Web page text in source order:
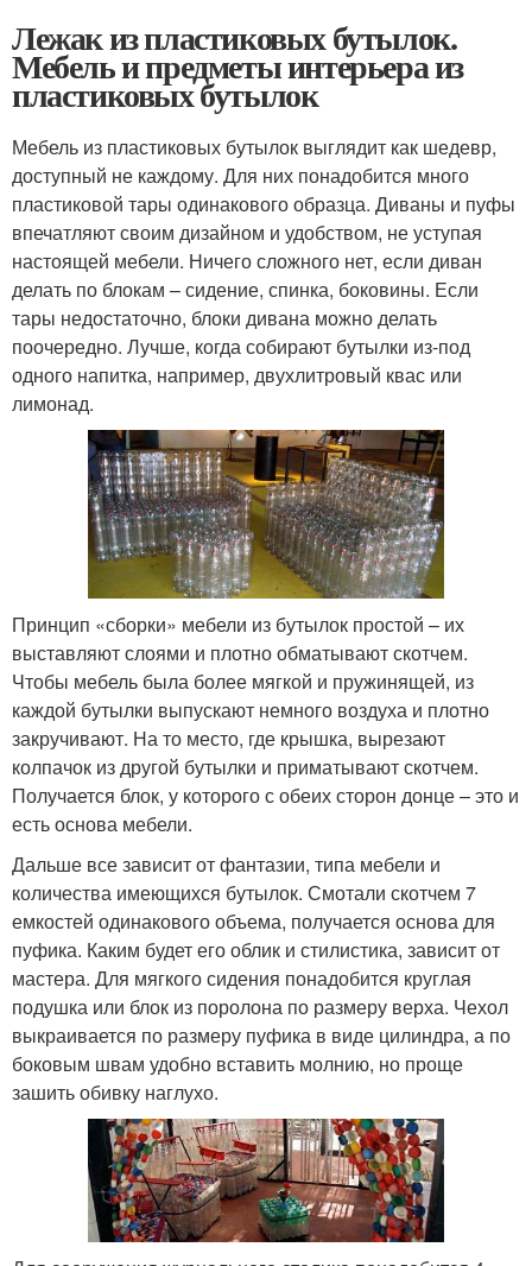
Лежак из пластиковых бутылок.
Мебель и предметы интерьера из
пластиковых бутылок
Мебель из пластиковых бутылок выглядит как шедевр,
доступный не каждому. Для них понадобится много
пластиковой тары одинакового образца. Диваны и пуфы
впечатляют своим дизайном и удобством, не уступая
настоящей мебели. Ничего сложного нет, если диван
делать по блокам – сидение, спинка, боковины. Если
тары недостаточно, блоки дивана можно делать
поочередно. Лучше, когда собирают бутылки из-под
одного напитка, например, двухлитровый квас или
лимонад.
Принцип «сборки» мебели из бутылок простой – их
выставляют слоями и плотно обматывают скотчем.
Чтобы мебель была более мягкой и пружинящей, из
каждой бутылки выпускают немного воздуха и плотно
закручивают. На то место, где крышка, вырезают
колпачок из другой бутылки и приматывают скотчем.
Получается блок, у которого с обеих сторон донце – это и
есть основа мебели.
Дальше все зависит от фантазии, типа мебели и
количества имеющихся бутылок. Смотали скотчем 7
емкостей одинакового объема, получается основа для
пуфика. Каким будет его облик и стилистика, зависит от
мастера. Для мягкого сидения понадобится круглая
подушка или блок из поролона по размеру верха. Чехол
выкраивается по размеру пуфика в виде цилиндра, а по
боковым швам удобно вставить молнию, но проще
зашить обивку наглухо.